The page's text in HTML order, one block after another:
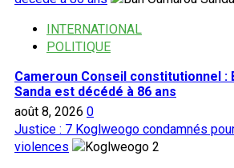
INTERNATIONAL
POLITIQUE
Cameroun Conseil constitutionnel :
Sanda est décédé à 86 ans
août 8, 2026 0
Justice : 7 Koglweogo condamnés
violences
2